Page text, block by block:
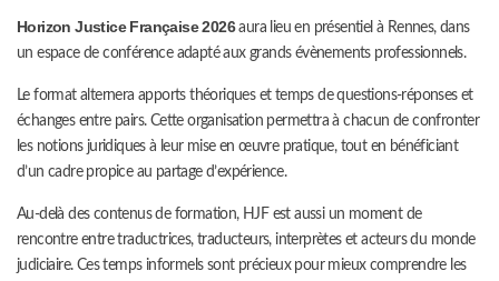
Horizon Justice Française 2026aura lieu en présentiel à Rennes, dans
un espace de conférence adapté aux grands évènements professionnels.
Le format alternera apports théoriques et temps de questions-réponses et
échanges entre pairs. Cette organisation permettra à chacun de confronter
les notions juridiques à leur mise en œuvre pratique, tout en bénéficiant
d’un cadre propice au partage d’expérience.
Au-delà des contenus de formation, HJF est aussi un moment de
rencontre entre traductrices, traducteurs, interprètes et acteurs du monde
judiciaire. Ces temps informels sont précieux pour mieux comprendre les